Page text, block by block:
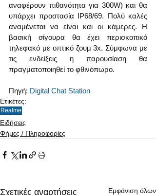
αναφέρουν πιθανότητα για 300W) και θα
υπάρχει προστασία IP68/69. Πολύ καλές
αναμένεται να είναι και οι κάμερες. Η
βασική σίγουρα θα έχει περισκοπικό
τηλεφακό με οπτικό ζουμ 3x. Σύμφωνα με
τις ενδείξεις η παρουσίαση θα
πραγματοποιηθεί το φθινόπωρο.
Πηγή: Digital Chat Station
Ετικέτες:
Realme
Ειδήσεις
Φήμες / Πληροφορίες
Σχετικές αναρτήσεις Εμφάνιση όλων